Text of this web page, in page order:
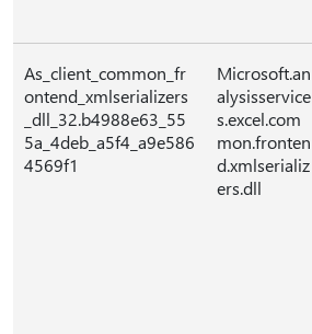
As_client_common_fr
ontend_xmlserializers
_dll_32.b4988e63_55
5a_4deb_a5f4_a9e586
4569f1
Microsoft.an
alysisservice
s.excel.com
mon.fronten
d.xmlserializ
ers.dll